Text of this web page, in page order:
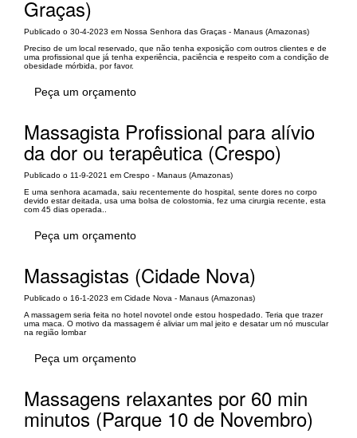
Graças)
Publicado o 30-4-2023 em Nossa Senhora das Graças - Manaus (Amazonas)
Preciso de um local reservado, que não tenha exposição com outros clientes e de
uma profissional que já tenha experiência, paciência e respeito com a condição de
obesidade mórbida, por favor.
Peça um orçamento
Massagista Profissional para alívio
da dor ou terapêutica (Crespo)
Publicado o 11-9-2021 em Crespo - Manaus (Amazonas)
E uma senhora acamada, saiu recentemente do hospital, sente dores no corpo
devido estar deitada, usa uma bolsa de colostomia, fez uma cirurgia recente, esta
com 45 dias operada..
Peça um orçamento
Massagistas (Cidade Nova)
Publicado o 16-1-2023 em Cidade Nova - Manaus (Amazonas)
A massagem seria feita no hotel novotel onde estou hospedado. Teria que trazer
uma maca. O motivo da massagem é aliviar um mal jeito e desatar um nó muscular
na região lombar
Peça um orçamento
Massagens relaxantes por 60 min
minutos (Parque 10 de Novembro)